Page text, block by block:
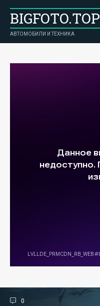
BIGFOTO.TOP
АВТОМОБИЛИ И ТЕХНИКА
0